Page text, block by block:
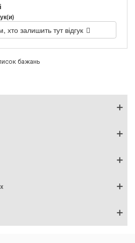
хто залишить тут відгук
бажань